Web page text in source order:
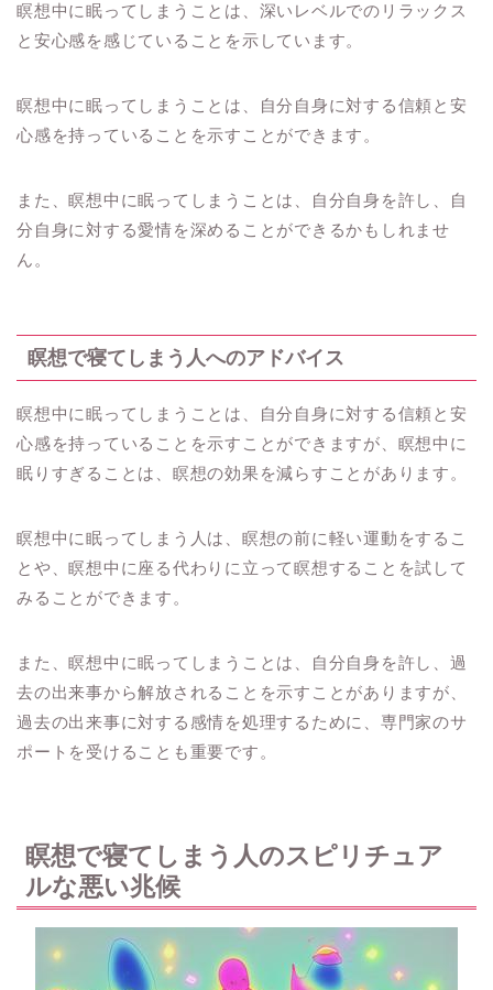
瞑想中に眠ってしまうことは、深いレベルでのリラックス
と安心感を感じていることを示しています。
瞑想中に眠ってしまうことは、自分自身に対する信頼と安
心感を持っていることを示すことができます。
また、瞑想中に眠ってしまうことは、自分自身を許し、自
分自身に対する愛情を深めることができるかもしれませ
ん。
瞑想で寝てしまう人へのアドバイス
瞑想中に眠ってしまうことは、自分自身に対する信頼と安
心感を持っていることを示すことができますが、瞑想中に
眠りすぎることは、瞑想の効果を減らすことがあります。
瞑想中に眠ってしまう人は、瞑想の前に軽い運動をするこ
とや、瞑想中に座る代わりに立って瞑想することを試して
みることができます。
また、瞑想中に眠ってしまうことは、自分自身を許し、過
去の出来事から解放されることを示すことがありますが、
過去の出来事に対する感情を処理するために、専門家のサ
ポートを受けることも重要です。
瞑想で寝てしまう人のスピリチュア
ルな悪い兆候